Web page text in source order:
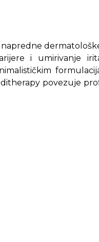
i umirivanje
povezuje